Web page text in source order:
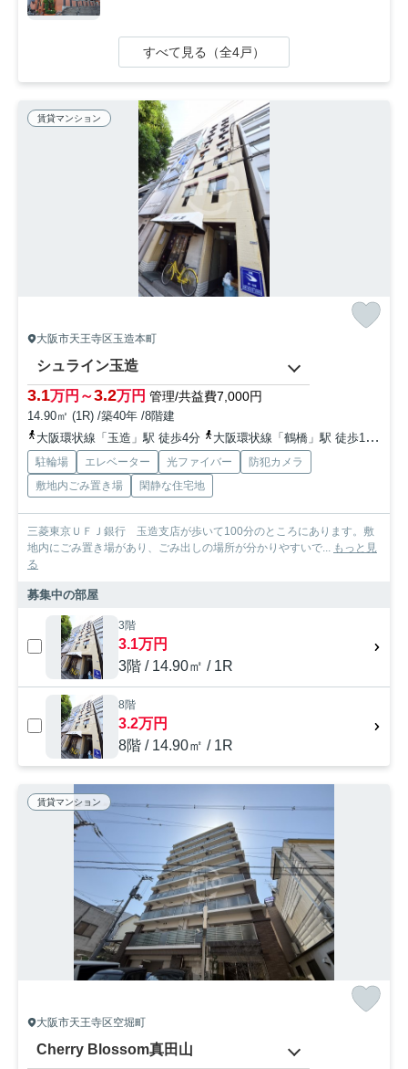
すべて見る（全4戸）
賃貸マンション
大阪市天王寺区玉造本町
シュライン玉造
3.1万円～3.2万円 管理/共益費7,000円
14.90㎡ (1R) /築40年 /8階建
大阪環状線「玉造」駅 徒歩4分
大阪環状線「鶴橋」駅 徒歩10分
駐輪場 エレベーター 光ファイバー
防犯カメラ
敷地内ごみ置き場
閑静な住宅地
三菱東京ＵＦＪ銀行 玉造支店が歩いて100分のところにあります。敷
地内にごみ置き場があり、ごみ出しの場所が分かりやすいで... もっと見
る
募集中の部屋
3階
3.1万円
3階 / 14.90㎡ / 1R
8階
3.2万円
8階 / 14.90㎡ / 1R
賃貸マンション
大阪市天王寺区空堀町
Cherry Blossom真田山